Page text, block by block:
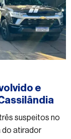
e
suspeitos no
do atirador